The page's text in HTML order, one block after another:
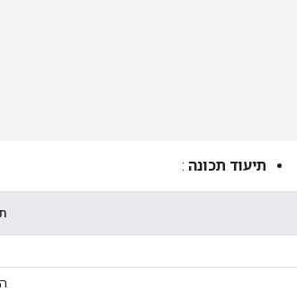
תיעוד תכונה :